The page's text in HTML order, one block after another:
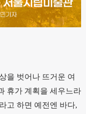
을 벗어나 뜨거운 여
휴가 계획을 세우느라
고 하면 예전엔 바다,